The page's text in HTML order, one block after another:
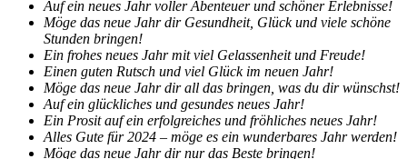
Auf ein neues Jahr voller Abenteuer und schöner Erlebnisse!
Möge das neue Jahr dir Gesundheit, Glück und viele schöne
Stunden bringen!
Ein frohes neues Jahr mit viel Gelassenheit und Freude!
Einen guten Rutsch und viel Glück im neuen Jahr!
Möge das neue Jahr dir all das bringen, was du dir wünschst!
Auf ein glückliches und gesundes neues Jahr!
Ein Prosit auf ein erfolgreiches und fröhliches neues Jahr!
Alles Gute für 2024 – möge es ein wunderbares Jahr werden!
Möge das neue Jahr dir nur das Beste bringen!